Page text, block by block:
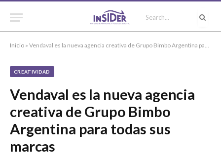
Inicio » Vendaval es la nueva agencia creativa de Grupo Bimbo Argentina para todas sus marcas
CREATIVIDAD
Vendaval es la nueva agencia
creativa de Grupo Bimbo
Argentina para todas sus
marcas